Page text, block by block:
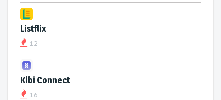
Listflix
12
Kibi Connect
16